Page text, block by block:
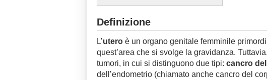
Definizione
L’utero è un organo genitale femminile
quest’area che si svolge la gravidanza.
tumori, in cui si distinguono due tipi: cancro
dell’endometrio (chiamato anche cancro del